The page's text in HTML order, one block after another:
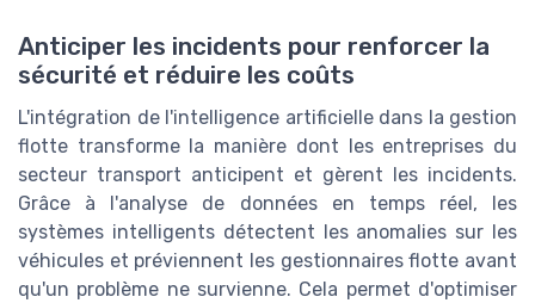
Anticiper les incidents pour renforcer la
sécurité et réduire les coûts
L'intégration de l'intelligence artificielle dans la gestion
flotte transforme la manière dont les entreprises du
secteur transport anticipent et gèrent les incidents.
Grâce à l'analyse de données en temps réel, les
systèmes intelligents détectent les anomalies sur les
véhicules et préviennent les gestionnaires flotte avant
qu'un problème ne survienne. Cela permet d'optimiser